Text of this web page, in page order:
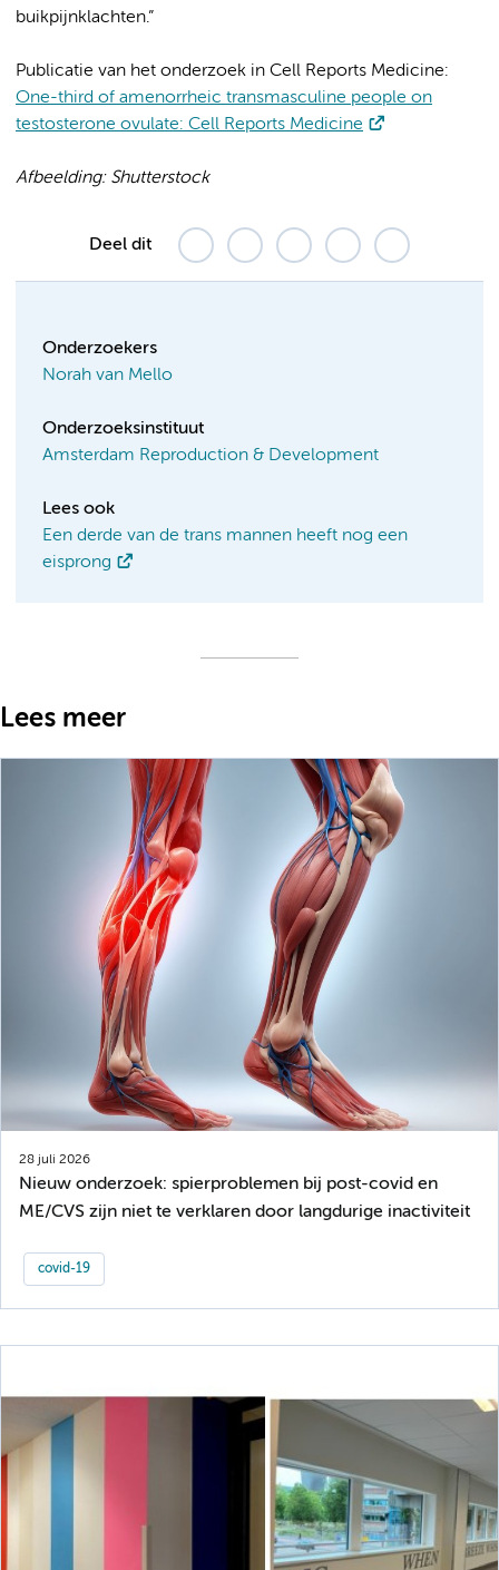
buikpijnklachten.”
Publicatie van het onderzoek in Cell Reports Medicine:
One-third of amenorrheic transmasculine people on
testosterone ovulate: Cell Reports Medicine
Afbeelding: Shutterstock
Deel dit
Onderzoekers
Norah van Mello
Onderzoeksinstituut
Amsterdam Reproduction & Development
Lees ook
Een derde van de trans mannen heeft nog een
eisprong
Lees meer
28 juli 2026
Nieuw onderzoek: spierproblemen bij post-covid en
ME/CVS zijn niet te verklaren door langdurige inactiviteit
covid-19